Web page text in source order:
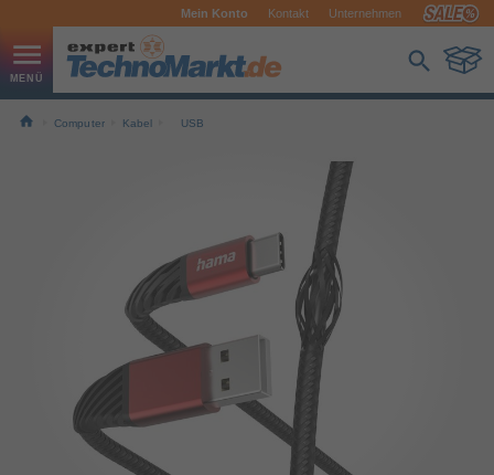
Mein Konto Kontakt Unternehmen
Computer Kabel USB